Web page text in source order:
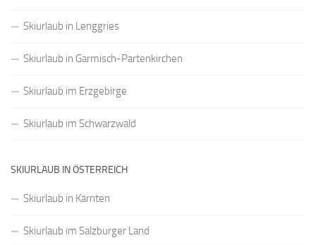
Skiurlaub in Lenggries
Skiurlaub in Garmisch-Partenkirchen
Skiurlaub im Erzgebirge
Skiurlaub im Schwarzwald
SKIURLAUB IN ÖSTERREICH
Skiurlaub in Kärnten
Skiurlaub im Salzburger Land